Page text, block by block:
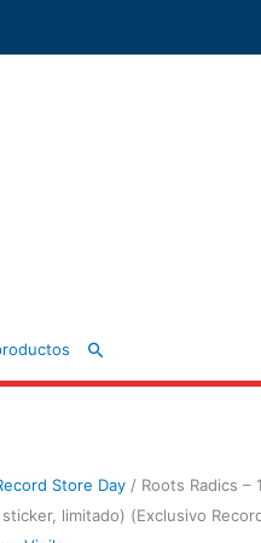
Buscar
Store Day / Roots Radics –
limitado) (Exclusivo